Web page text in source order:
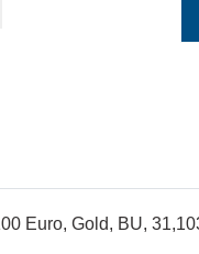
Euro, Gold, BU,